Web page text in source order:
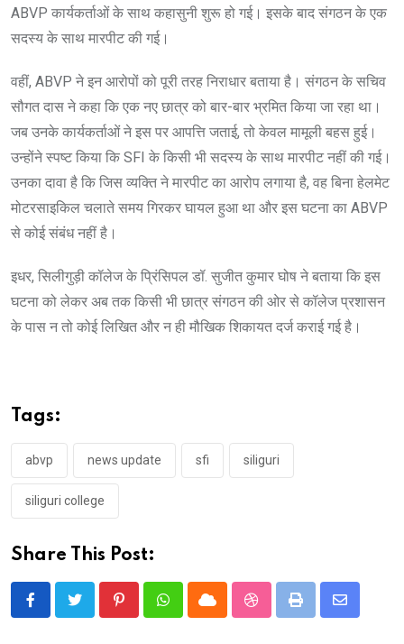
ABVP कार्यकर्ताओं के साथ कहासुनी शुरू हो गई। इसके बाद संगठन के एक
सदस्य के साथ मारपीट की गई।
वहीं, ABVP ने इन आरोपों को पूरी तरह निराधार बताया है। संगठन के सचिव
सौगत दास ने कहा कि एक नए छात्र को बार-बार भ्रमित किया जा रहा था।
जब उनके कार्यकर्ताओं ने इस पर आपत्ति जताई, तो केवल मामूली बहस हुई।
उन्होंने स्पष्ट किया कि SFI के किसी भी सदस्य के साथ मारपीट नहीं की गई।
उनका दावा है कि जिस व्यक्ति ने मारपीट का आरोप लगाया है, वह बिना हेलमेट
मोटरसाइकिल चलाते समय गिरकर घायल हुआ था और इस घटना का ABVP
से कोई संबंध नहीं है।
इधर, सिलीगुड़ी कॉलेज के प्रिंसिपल डॉ. सुजीत कुमार घोष ने बताया कि इस
घटना को लेकर अब तक किसी भी छात्र संगठन की ओर से कॉलेज प्रशासन
के पास न तो कोई लिखित और न ही मौखिक शिकायत दर्ज कराई गई है।
Tags:
abvp news update sfi siliguri
siliguri college
Share This Post:
PinterestWhatsappCloud StumbleUpon
Print
Share